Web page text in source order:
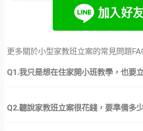
更多關於小型家教班立案的常見問題
Q1.我只是想在住家開小班教學，也要
Q2.聽說家教班立案很花錢，要準備多